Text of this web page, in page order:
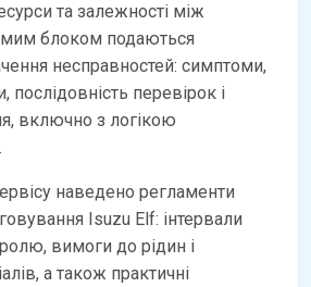
та залежності між
блоком подаються
несправностей: симптоми,
перевірок і
включно з логікою
наведено регламенти
Isuzu Elf: інтервали
вимоги до рідин і
а також практичні